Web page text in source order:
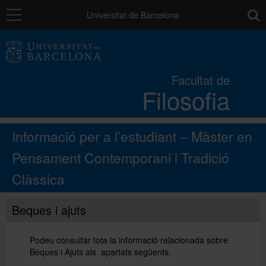
Navegació Universitat de Barcelona
Facultat de
Filosofia
Estudis
Recerca i innovació
Relacions externes
Informació per a l’estudiant – Màster en
Pensament Contemporani i Tradició
Clàssica
Beques i ajuts
Podeu consultar tota la informació relacionada sobre
Beques i Ajuts als apartats següents: